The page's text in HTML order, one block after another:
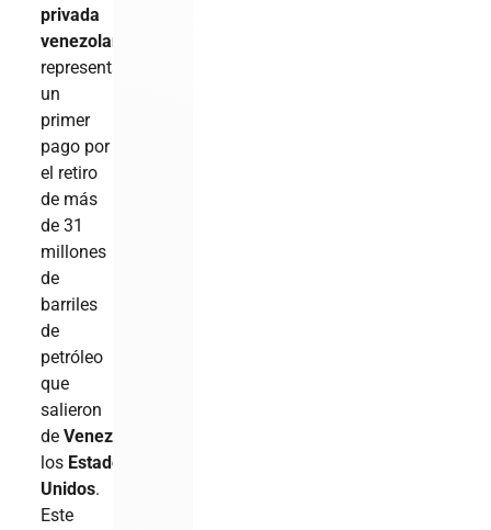
privada
venezolana
representando
un
primer
pago por
el retiro
de más
de 31
millones
de
barriles
de
petróleo
que
salieron
deVenezuela
los Estados
Unidos.
Este